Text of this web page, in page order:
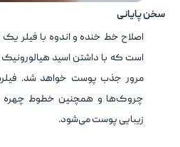
سخن پایانی
اصلاح خط خنده و اندوه با فیلر
است که با داشتن اسید
مرور جذب پوست خواهد شد.
چروک‌ها و همچنین خطوط چهره
زیبایی پوست می‌شود.